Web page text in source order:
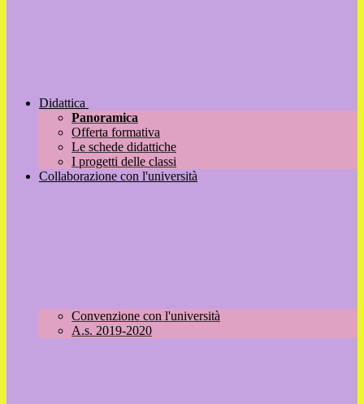
Didattica
Panoramica
Offerta formativa
Le schede didattiche
I progetti delle classi
Collaborazione con l'università
Convenzione con l'università
A.s. 2019-2020